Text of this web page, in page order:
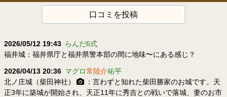
口コミを投稿
2026/05/12 19:43 らんだ6式
福井城：福井県庁と福井県警本部の間に地味〜にある感じ？
2026/04/13 20:36 マグロ常陸介祐平
北ノ庄城（柴田神社）
：言わずと知れた柴田勝家のお城です。天
正3年に築城が開始され、天正11年に秀吉との戦いで落城、妻のお市